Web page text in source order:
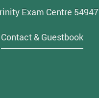
Exam Centre 54947
Contact & Guestbook